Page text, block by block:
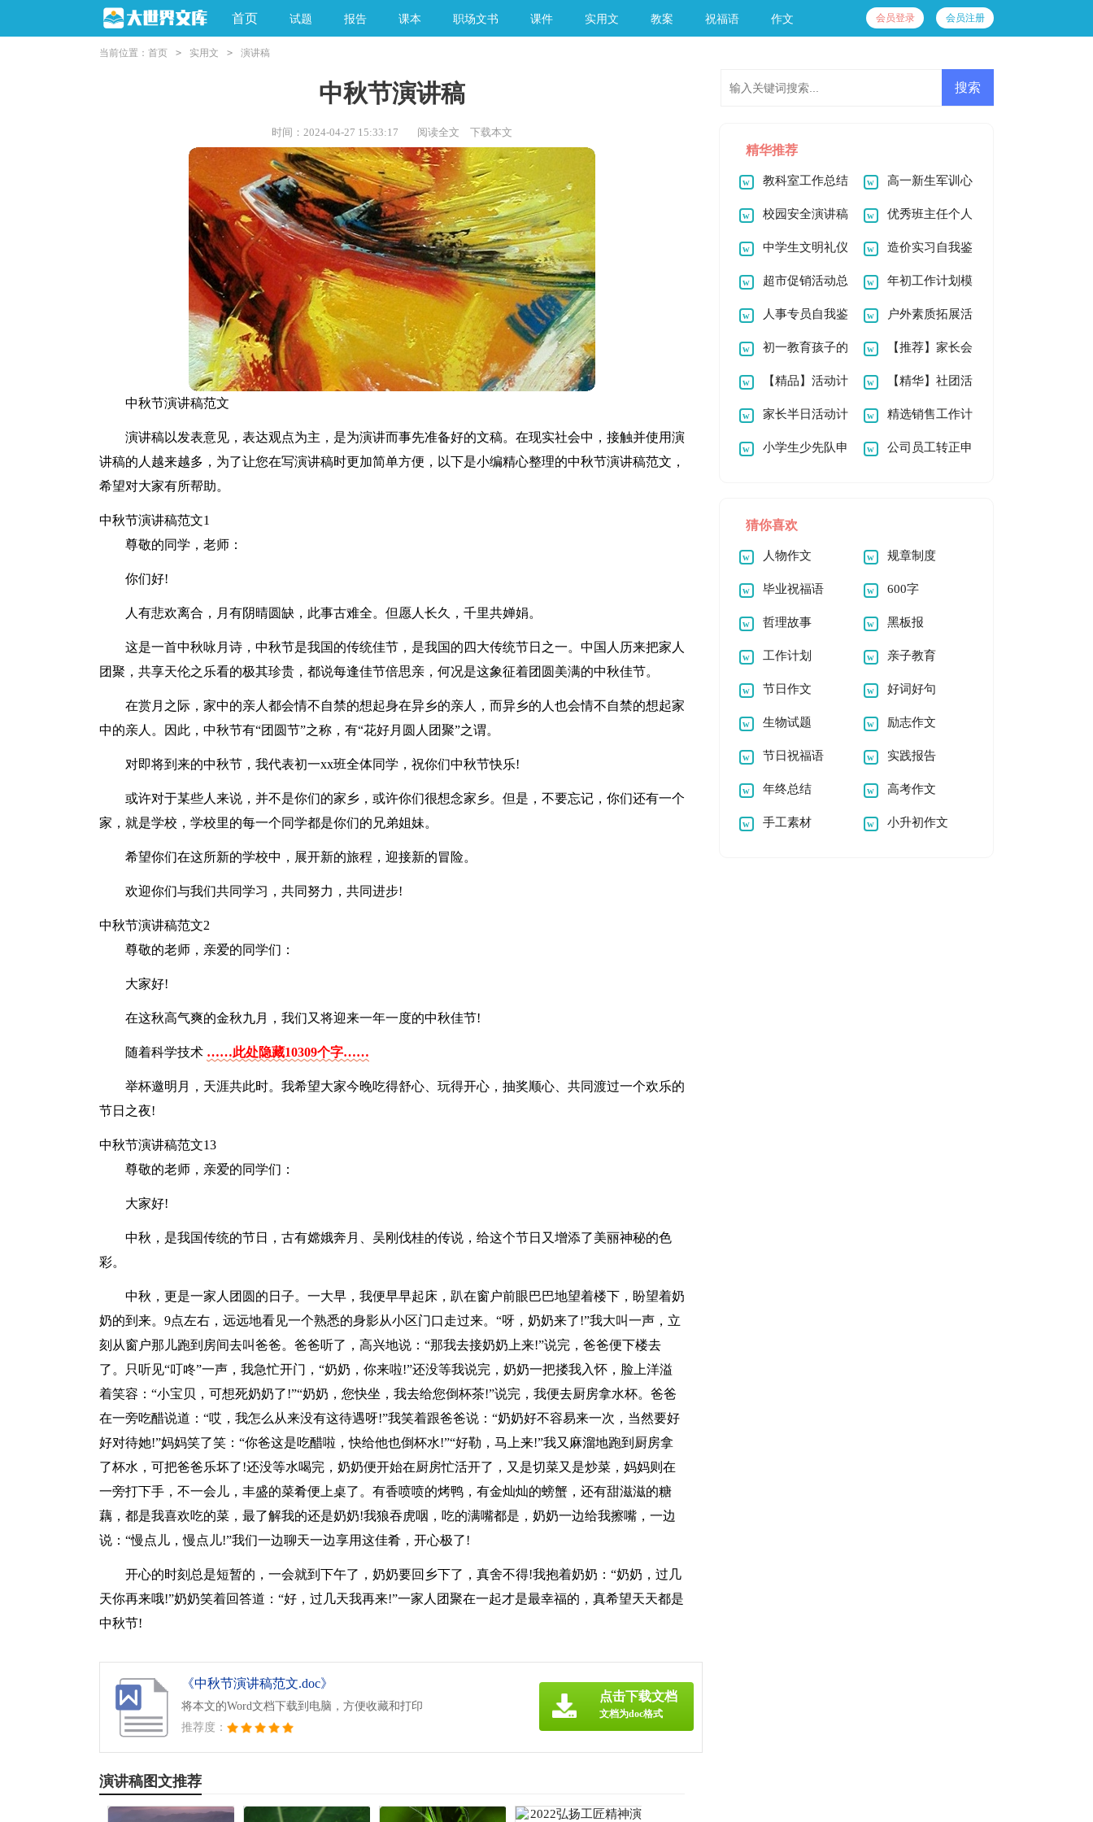
首页 试题 报告 课本 职场文书 课件 实用文 教案 祝福语 作文 会员登录 会员注册
当前位置： 首页 > 实用文 > 演讲稿
中秋节演讲稿
时间：2024-04-27 15:33:17 阅读全文 下载本文
中秋节演讲稿范文
演讲稿以发表意见，表达观点为主，是为演讲而事先准备好的文稿。在现实社会中，接触并使用演
讲稿的人越来越多，为了让您在写演讲稿时更加简单方便，以下是小编精心整理的中秋节演讲稿范文，
希望对大家有所帮助。
中秋节演讲稿范文1
尊敬的同学，老师：
你们好!
人有悲欢离合，月有阴晴圆缺，此事古难全。但愿人长久，千里共婵娟。
这是一首中秋咏月诗，中秋节是我国的传统佳节，是我国的四大传统节日之一。中国人历来把家人
团聚，共享天伦之乐看的极其珍贵，都说每逢佳节倍思亲，何况是这象征着团圆美满的中秋佳节。
在赏月之际，家中的亲人都会情不自禁的想起身在异乡的亲人，而异乡的人也会情不自禁的想起家
中的亲人。因此，中秋节有“团圆节”之称，有“花好月圆人团聚”之谓。
对即将到来的中秋节，我代表初一xx班全体同学，祝你们中秋节快乐!
或许对于某些人来说，并不是你们的家乡，或许你们很想念家乡。但是，不要忘记，你们还有一个
家，就是学校，学校里的每一个同学都是你们的兄弟姐妹。
希望你们在这所新的学校中，展开新的旅程，迎接新的冒险。
欢迎你们与我们共同学习，共同努力，共同进步!
中秋节演讲稿范文2
尊敬的老师，亲爱的同学们：
大家好!
在这秋高气爽的金秋九月，我们又将迎来一年一度的中秋佳节!
随着科学技术 ……此处隐藏10309个字……
举杯邀明月，天涯共此时。我希望大家今晚吃得舒心、玩得开心，抽奖顺心、共同渡过一个欢乐的
节日之夜!
中秋节演讲稿范文13
尊敬的老师，亲爱的同学们：
大家好!
中秋，是我国传统的节日，古有嫦娥奔月、吴刚伐桂的传说，给这个节日又增添了美丽神秘的色
彩。
中秋，更是一家人团圆的日子。一大早，我便早早起床，趴在窗户前眼巴巴地望着楼下，盼望着奶
奶的到来。9点左右，远远地看见一个熟悉的身影从小区门口走过来。“呀，奶奶来了!”我大叫一声，立
刻从窗户那儿跑到房间去叫爸爸。爸爸听了，高兴地说：“那我去接奶奶上来!”说完，爸爸便下楼去
了。只听见“叮咚”一声，我急忙开门，“奶奶，你来啦!”还没等我说完，奶奶一把搂我入怀，脸上洋溢
着笑容：“小宝贝，可想死奶奶了!”“奶奶，您快坐，我去给您倒杯茶!”说完，我便去厨房拿水杯。爸爸
在一旁吃醋说道：“哎，我怎么从来没有这待遇呀!”我笑着跟爸爸说：“奶奶好不容易来一次，当然要好
好对待她!”妈妈笑了笑：“你爸这是吃醋啦，快给他也倒杯水!”“好勒，马上来!”我又麻溜地跑到厨房拿
了杯水，可把爸爸乐坏了!还没等水喝完，奶奶便开始在厨房忙活开了，又是切菜又是炒菜，妈妈则在
一旁打下手，不一会儿，丰盛的菜肴便上桌了。有香喷喷的烤鸭，有金灿灿的螃蟹，还有甜滋滋的糖
藕，都是我喜欢吃的菜，最了解我的还是奶奶!我狼吞虎咽，吃的满嘴都是，奶奶一边给我擦嘴，一边
说：“慢点儿，慢点儿!”我们一边聊天一边享用这佳肴，开心极了!
开心的时刻总是短暂的，一会就到下午了，奶奶要回乡下了，真舍不得!我抱着奶奶：“奶奶，过几
天你再来哦!”奶奶笑着回答道：“好，过几天我再来!”一家人团聚在一起才是最幸福的，真希望天天都是
中秋节!
《中秋节演讲稿范文.doc》
将本文的Word文档下载到电脑，方便收藏和打印
推荐度：
点击下载文档
文档为doc格式
演讲稿图文推荐
精华推荐
教科室工作总结 高一新生军训心
得体会15篇
校园安全演讲稿 优秀班主任个人
先进事迹材料8篇
中学生文明礼仪
演讲稿
造价实习自我鉴
定
超市促销活动总
结
年初工作计划模
板汇总五篇
人事专员自我鉴
定
户外素质拓展活
动总结
初一教育孩子的
心得体会
【推荐】家长会
的邀请函模板合集六
篇
【精品】活动计
划模板集合7篇
【精华】社团活
动计划范文合集八篇
家长半日活动计
划
精选销售工作计
划集锦7篇
小学生少先队申 公司员工转正申
猜你喜欢
人物作文 规章制度
毕业祝福语 600字
哲理故事 黑板报
工作计划 亲子教育
节日作文 好词好句
生物试题 励志作文
节日祝福语 实践报告
年终总结 高考作文
手工素材 小升初作文